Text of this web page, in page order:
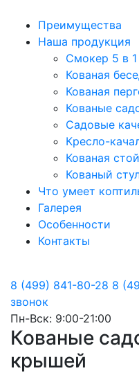
Преимущества
Наша продукция
Смокер 5 в 1
Кованая
Кованая
Кованые
Садовые
Кресло-
Кованая
Кованый
Что умеет
Галерея
Особенности
Контакты
8 (499) 841-80-28 8
звонок
Пн-Вск: 9:00-21:00
Кованые
крышей